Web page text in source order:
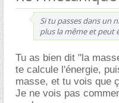
Si tu passes dans un
plus la même et peut
Tu as bien dit "la
te calcule l'énergie,
masse, et tu vois que
Je ne vois pas